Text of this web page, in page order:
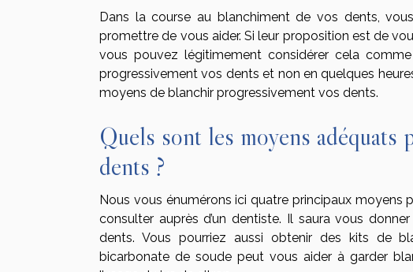
Dans la course au blanchiment de vos dents,
promettre de vous aider. Si leur proposition est de
vous pouvez légitimement considérer cela
progressivement vos dents et non en quelques
moyens de blanchir progressivement vos dents.
Quels sont les moyens
dents ?
Nous vous énumérons ici quatre principaux moyens
consulter auprès d’un dentiste. Il saura vous
dents. Vous pourriez aussi obtenir des kits de
bicarbonate de soude peut vous aider à garder